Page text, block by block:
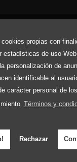
propias con
estadísticas de uso
personalización de
identificable al
carácter personal de los
Términos y
Rechazar
Aviso Legal
de devolución
Política de